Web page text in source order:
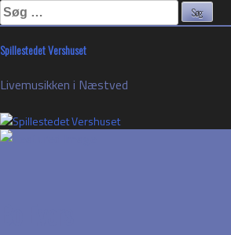
Søg
efter:
to
Spillestedet Vershuset
Livemusikken i Næstved